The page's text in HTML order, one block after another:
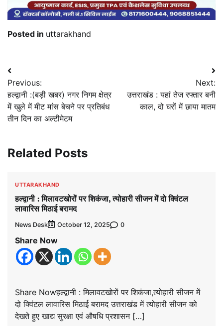
Posted in uttarakhand
Post
navigation
Previous:
हल्द्वानी :(बड़ी खबर) नगर निगम क्षेत्र
में खुले में मीट मांस बेचने पर प्रतिबंध
तीन दिन का अल्टीमेटम
Next:
उत्तराखंड : यहां तेज रफ्तार बनी
काल, दो घरों में छाया मातम
Related Posts
UTTARAKHAND
हल्द्वानी : मिलावटखोरों पर शिकंजा, त्योहारी सीजन में दो क्विंटल
लावारिस मिठाई बरामद
News Desk October 12, 2025 0
Share Now
Share Nowहल्द्वानी : मिलावटखोरों पर शिकंजा,त्योहारी सीजन में
दो क्विंटल लावारिस मिठाई बरामद उत्तराखंड में त्योहारी सीजन को
देखते हुए खाद्य सुरक्षा एवं औषधि प्रशासन […]